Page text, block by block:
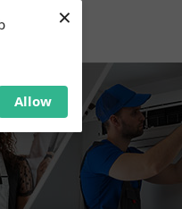
Allow
×